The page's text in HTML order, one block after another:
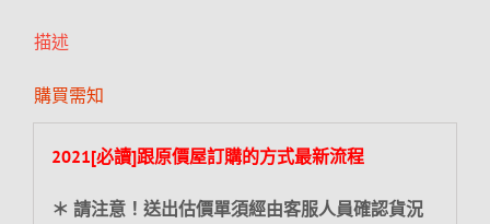
描述
購買需知
2021[必讀]跟原價屋訂購的方式最新流程
＊ 請注意！送出估價單須經由客服人員確認貨況